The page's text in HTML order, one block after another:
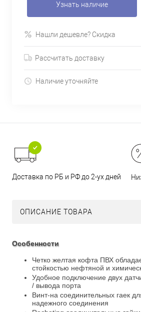
Узнать наличие
Нашли дешевле? Скидка
Рассчитать доставку
Наличие уточняйте
Доставка по РБ и РФ до 2-ух дней
ОПИСАНИЕ ТОВАРА
Особенности
Четко желтая кофта ПВХ
стойкостью нефтяной и
Удобное подключение двух
/ вывода порта
Винт-на соединительных гаек
надежного соединения